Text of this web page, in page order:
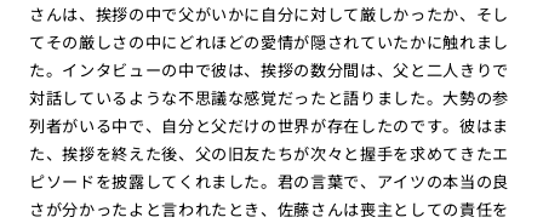
さんは、挨拶の中で父がいかに自分に対して厳しかったか、そし
てその厳しさの中にどれほどの愛情が隠されていたかに触れまし
た。インタビューの中で彼は、挨拶の数分間は、父と二人きりで
対話しているような不思議な感覚だったと語りました。大勢の参
列者がいる中で、自分と父だけの世界が存在したのです。彼はま
た、挨拶を終えた後、父の旧友たちが次々と握手を求めてきたエ
ピソードを披露してくれました。君の言葉で、アイツの本当の良
さが分かったよと言われたとき、佐藤さんは喪主としての責任を